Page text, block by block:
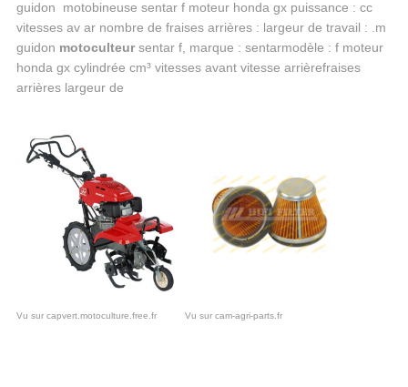
guidon motobineuse sentar f moteur honda gx puissance : cc
vitesses av ar nombre de fraises arrières : largeur de travail : .m
guidon motoculteursentar f, marque : sentarmodèle : f moteur
honda gx cylindrée cm³ vitesses avant vitesse arrièrefraises
arrières largeur de
Vu sur capvert.motoculture.free.fr Vu sur cam-agri-parts.fr